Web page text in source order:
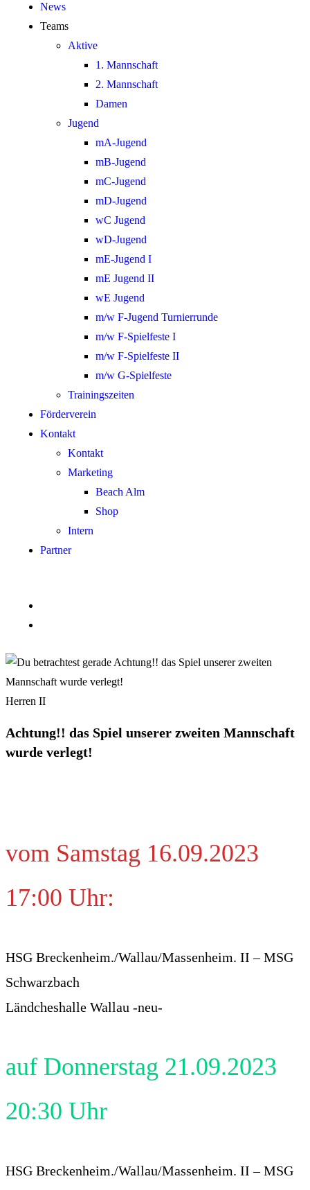
News
Teams
Aktive
1. Mannschaft
2. Mannschaft
Damen
Jugend
mA-Jugend
mB-Jugend
mC-Jugend
mD-Jugend
wC Jugend
wD-Jugend
mE-Jugend I
mE Jugend II
wE Jugend
m/w F-Jugend Turnierrunde
m/w F-Spielfeste I
m/w F-Spielfeste II
m/w G-Spielfeste
Trainingszeiten
Förderverein
Kontakt
Kontakt
Marketing
Beach Alm
Shop
Intern
Partner
Herren II
Achtung!! das Spiel unserer zweiten Mannschaft
wurde verlegt!
vom Samstag 16.09.2023
17:00 Uhr:
HSG Breckenheim./Wallau/Massenheim. II – MSG
Schwarzbach
Ländcheshalle Wallau -neu-
auf Donnerstag 21.09.2023
20:30 Uhr
HSG Breckenheim./Wallau/Massenheim. II – MSG